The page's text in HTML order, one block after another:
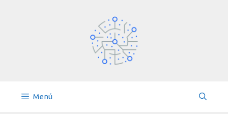
Menú